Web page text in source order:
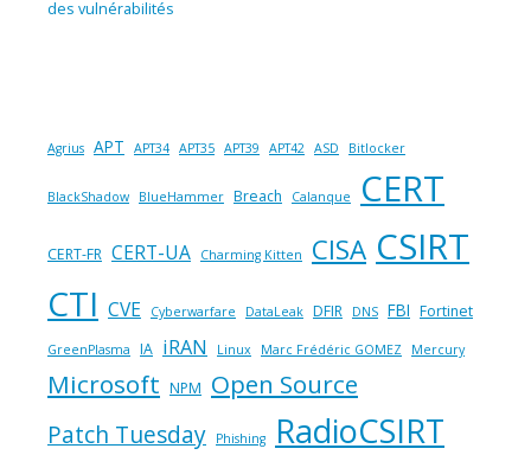
des vulnérabilités
Agrius APT APT34 APT35 APT39 APT42 ASD Bitlocker
BlackShadow BlueHammer Breach Calanque CERT
CERT-FR CERT-UA Charming Kitten CISA CSIRT
CTI CVE Cyberwarfare DataLeak DFIR DNS FBI Fortinet
GreenPlasma IA iRAN Linux Marc Frédéric GOMEZ Mercury
Microsoft NPM Open Source
Patch Tuesday Phishing RadioCSIRT